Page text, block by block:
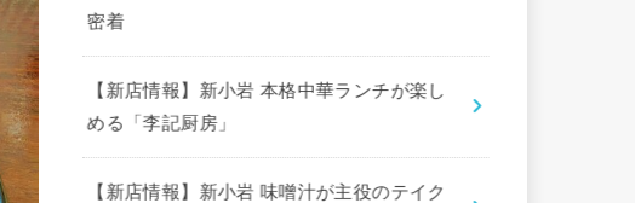
密着
【新店情報】新小岩 本格中華ランチが楽し
める「李記厨房」
【新店情報】新小岩 味噌汁が主役のテイク